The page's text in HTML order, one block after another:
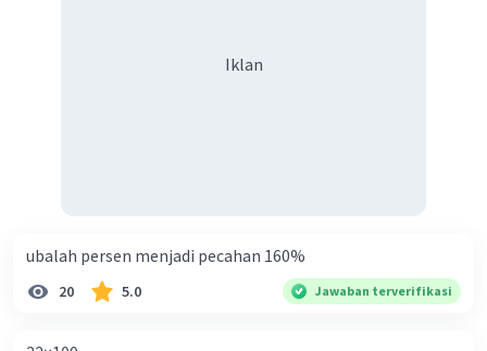
Iklan
ubalah persen menjadi pecahan 160%
20 5.0 Jawaban terverifikasi